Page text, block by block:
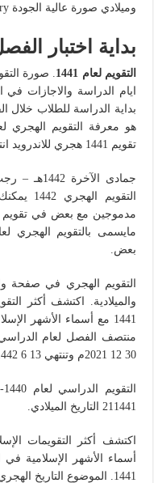
بداية اختبار
التقويم لعام 1441
بداية الدراسة للطلاب خلال
تقويم 1441 هجري للاندرويد انتقل الى مقال.
مدموجين مع بعض في تقويم
بعض.
والميلادية. اكتشف أكثر
1441 مع أسماء الأشهر
30 12 2021م وتنتهي 13 6 1442هـ 16 1 2022م التقويم الدراسي 1441.
211441 التاريخ الميلادي.
أسماء الأشهر الإسلامية في
1441. الموضوع التاريخ الهجري التاريخ الميلادي.